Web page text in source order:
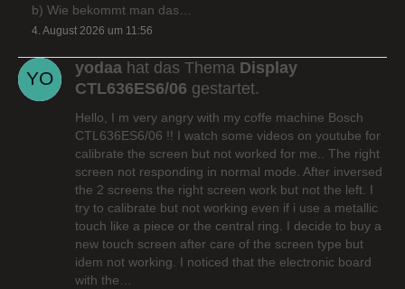
b) Wie bekommt man das…
4. August 2026 um 11:56
yodaa hat das Thema Display
CTL636ES6/06 gestartet.
Hello, I m very angry with my coffe machine Bosch
CTL636ES6/06 !! I watch some videos on youtube for
calibrate the screen but not worked for me.. The right
screen not responding in normal mode. After inversed
the 2 screens the right screen work but not the left. I
try to calibrate but not working even if i use a metallic
touch like a piece or the central ring. I decide to buy a
new touch screen after care of the screen type but
idem not working. I noticed that the electronic board
with the…